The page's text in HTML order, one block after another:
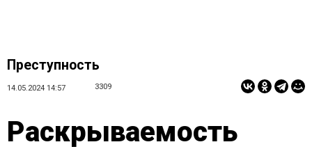
Преступность
14.05.2024 14:57 3309
Раскрываемость